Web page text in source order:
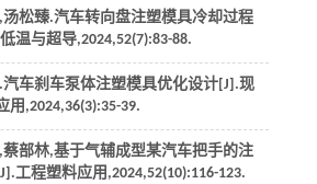
松臻.汽车转向盘注塑模具冷却过程
低温与超导,2024,52(7):83-88.
车刹车泵体注塑模具优化设计[J].现
用 ,2024,36(3):35-39.
部林,基于气辅成型某汽车把手的注
工程塑料应用 ,2024,52(10):116-123.